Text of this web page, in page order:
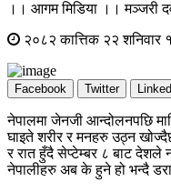
।। आगम मिडिया ।। मञ्जरी
२०८२ कात्तिक २२ शनिवार
Facebook Twitter
नेपालमा जेनजी आन्दोलनपछि
घाइते शरीर र मनहरु उठ्न
र रात हुँदै सेप्टेम्बर ८ बाट देशले
नेपालीहरु अब के हुने हो भन्दै